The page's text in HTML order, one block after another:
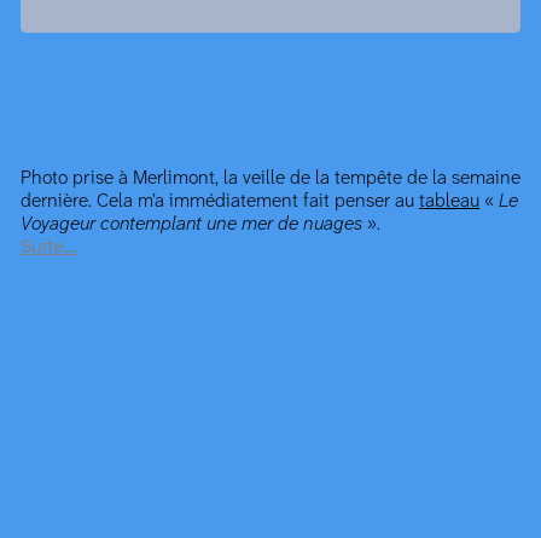
Photo prise à Merlimont, la veille de la tempête de la semaine
dernière. Cela m’a immédiatement fait penser au tableau« Le
Voyageur contemplant une mer de nuages».
Suite…